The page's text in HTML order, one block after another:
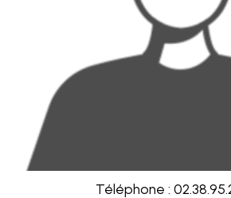
Téléphone :